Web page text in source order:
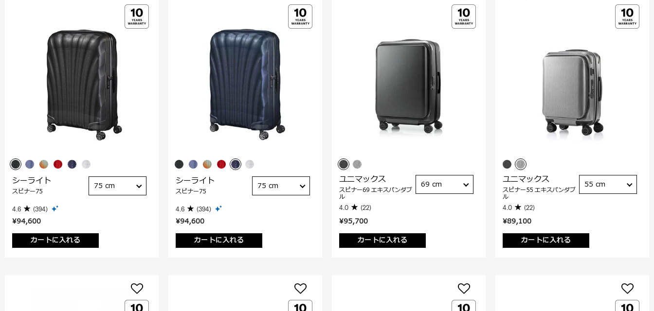
¥94,600
カートに入れる
シーライト
スピナー75
4.6 (394)
75 cm
¥94,600
カートに入れる
シーライト
スピナー75
4.6 (394)
75 cm
¥95,700
カートに入れる
ユニマックス
スピナー69 エキスパンダブ
ル
4.0 (22)
69 cm
¥89,100
カートに入れる
ユニマックス
スピナー55 エキスパンダブ
ル
4.0 (22)
55 cm